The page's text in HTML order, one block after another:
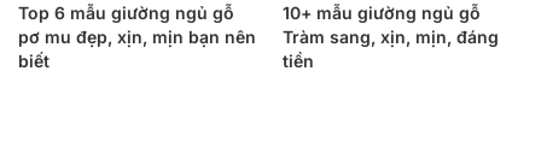
Top 6 mẫu giường ngủ gỗ
pơ mu đẹp, xịn, mịn bạn nên
biết
10+ mẫu giường ngủ gỗ
Tràm sang, xịn, mịn, đáng
tiền